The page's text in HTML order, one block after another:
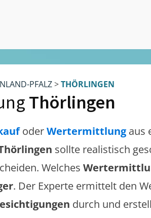
PFALZ>THÖRLINGEN
Thörlingen
oderWertermittlung aus
sollte realistisch
Welches
. Der Experte ermittelt den
durch und